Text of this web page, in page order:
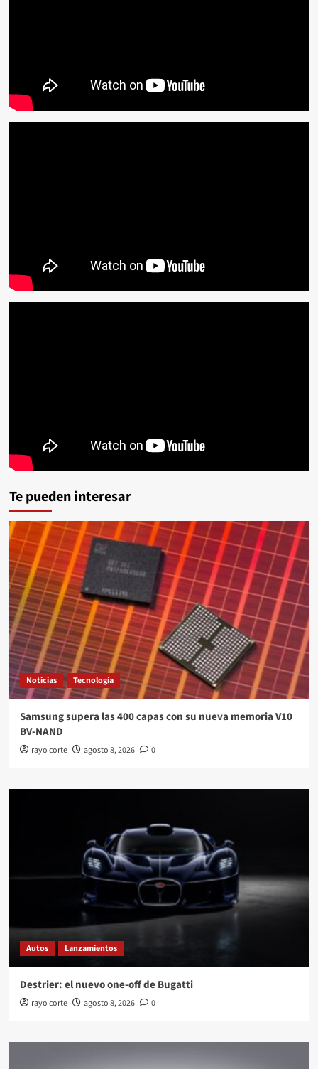
Te pueden interesar
Noticias Tecnología
Samsung supera las 400 capas con su nueva memoria V10
BV-NAND
rayo corte agosto 8, 2026 0
Autos Lanzamientos
Destrier: el nuevo one-off de Bugatti
rayo corte agosto 8, 2026 0